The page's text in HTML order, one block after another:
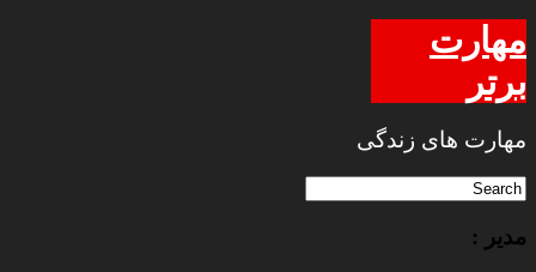
مهارت
برتر
مهارت های زندگی
مدیر :